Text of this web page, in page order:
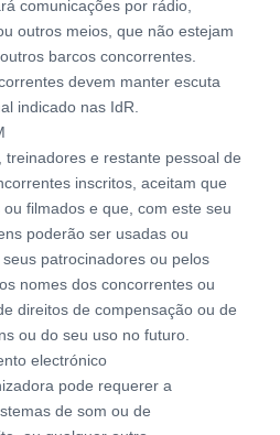
comunicações por rádio,
outros meios, que não estejam
barcos concorrentes.
devem manter escuta
indicado nas IdR.
e restante pessoal de
inscritos, aceitam que
filmados e que, com este seu
poderão ser usadas ou
patrocinadores ou pelos
nomes dos concorrentes ou
direitos de compensação ou de
ou do seu uso no futuro.
electrónico
pode requerer a
de som ou de